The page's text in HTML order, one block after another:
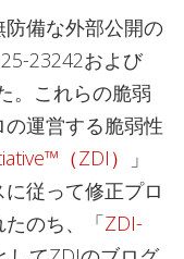
防備な外部公開の
23242および
。これらの脆弱
運営する脆弱性
（ZDI）
」
従って修正プロ
のち、「ZDI-